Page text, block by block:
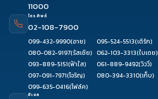
11000
โทรศัพท์
02-108-7900
099-432-9990(อาย) 095-524-5513(เติร์ก)
080-082-9197(รัสเซีย) 062-103-3313(ใบเตย)
093-889-5151(ฟ้าใส) 061-889-9492(วิววี่)
097-091-7971(โจริญ) 080-394-3310(เก็บ)
099-635-0416(โฟล์ค)
อีเมล